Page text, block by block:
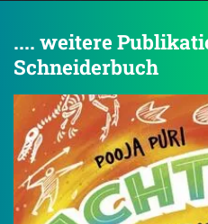
.... weitere
Schneiderbuch